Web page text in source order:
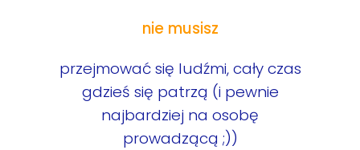
nie musisz
przejmować się ludźmi, cały czas
gdzieś się patrzą (i pewnie
najbardziej na osobę
prowadzącą ;))